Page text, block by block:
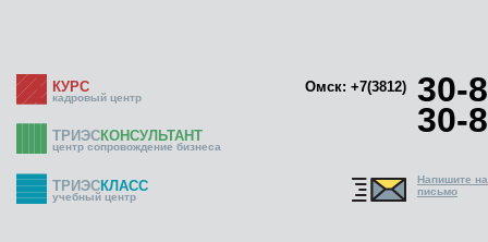
КУРС
кадровый центр
Омск: +7(3812) 30-
30-
ТРИЭСКОНСУЛЬТАНТ
центр сопровождение бизнеса
ТРИЭСКЛАСС
учебный центр
Напишите
письмо